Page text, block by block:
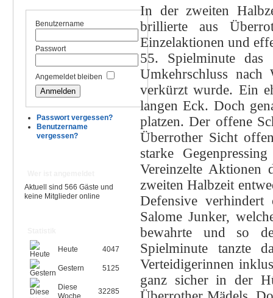
Benutzername
Passwort
Angemeldet bleiben
Passwort vergessen?
Benutzername
vergessen?
Aktuell sind 566 Gäste und
keine Mitglieder online
Heute 4047
Gestern 5125
Diese
Woche
32285
In der zweiten
brillierte aus
Einzelaktionen und
55. Spielminute
Umkehrschluss nach
verkürzt wurde. Ein
langen Eck. Doch
platzen. Der offene
Überrother Sicht
starke
Vereinzelte Aktionen
zweiten Halbzeit
Defensive verhindert
Salome Junker,
bewahrte und so
Spielminute tanzte
Verteidigerinnen
ganz sicher in der